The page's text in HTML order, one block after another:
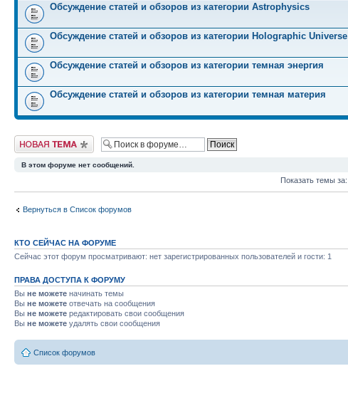
Обсуждение статей и обзоров из категории Astrophysics
Обсуждение статей и обзоров из категории Holographic Universe
Обсуждение статей и обзоров из категории темная энергия
Обсуждение статей и обзоров из категории темная материя
Начать новую тему
В этом форуме нет сообщений.
Показать темы за:
Вернуться в Список форумов
КТО СЕЙЧАС НА ФОРУМЕ
Сейчас этот форум просматривают: нет зарегистрированных пользователей и гости: 1
ПРАВА ДОСТУПА К ФОРУМУ
Вы не можете начинать темы
Вы не можете отвечать на сообщения
Вы не можете редактировать свои сообщения
Вы не можете удалять свои сообщения
Список форумов